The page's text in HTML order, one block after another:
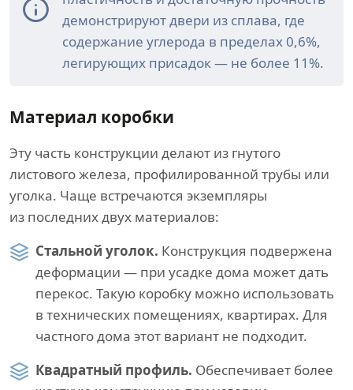
демонстрируют двери из сплава, где
содержание углерода в пределах 0,6%,
легирующих присадок — не более 11%.
Материал коробки
Эту часть конструкции делают из гнутого
листового железа, профилированной трубы или
уголка. Чаще встречаются экземпляры
из последних двух материалов:
Стальной уголок. Конструкция подвержена
деформации — при усадке дома может дать
перекос. Такую коробку можно использовать
в технических помещениях, квартирах. Для
частного дома этот вариант не подходит.
Квадратный профиль. Обеспечивает более